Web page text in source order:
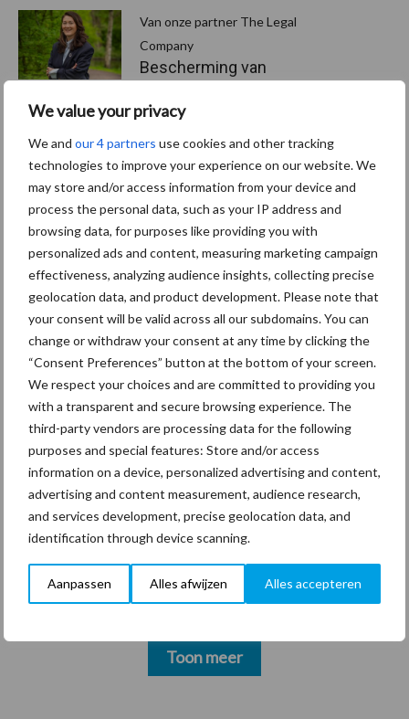
We value your privacy
We and our 4 partners use cookies and other tracking
technologies to improve your experience on our website. We
may store and/or access information from your device and
process the personal data, such as your IP address and
browsing data, for purposes like providing you with
personalized ads and content, measuring marketing campaign
effectiveness, analyzing audience insights, collecting precise
geolocation data, and product development. Please note that
your consent will be valid across all our subdomains. You can
change or withdraw your consent at any time by clicking the
“Consent Preferences” button at the bottom of your screen.
We respect your choices and are committed to providing you
with a transparent and secure browsing experience. The
third-party vendors are processing data for the following
purposes and special features: Store and/or access
information on a device, personalized advertising and content,
advertising and content measurement, audience research,
and services development, precise geolocation data, and
identification through device scanning.
Aanpassen Alles afwijzen Alles accepteren
Van onze partner The Legal
Company
Bescherming van
de risico’s
Hervorming flexibele
arbeidscontracten kent
mitsen en maren
Freddy van de Ridder
Cleaners: “Glazenwassen
zit in m’n bloed, maar
innoveren is mijn toekomst”
Thema's Vakpartners
Coronavirus
Toon meer